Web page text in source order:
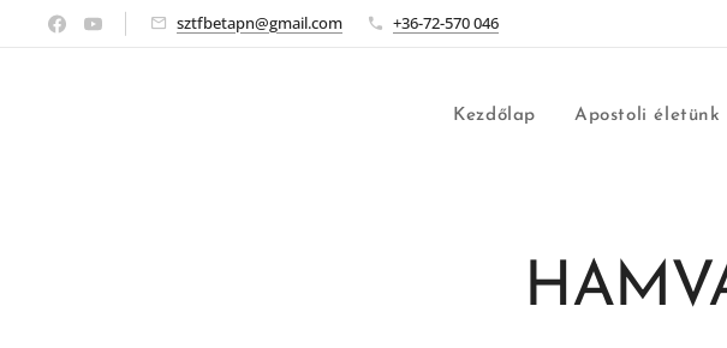
sztfbetapn@gmail.com +36-72-570 046
Kezdőlap Apostoli életünk